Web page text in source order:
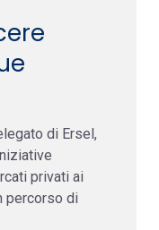
di Ersel,
privati ai
percorso di